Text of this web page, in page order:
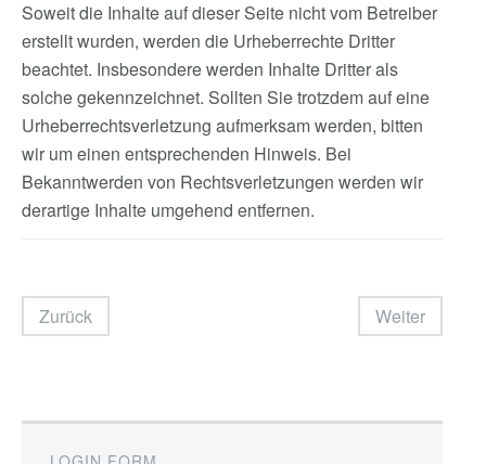
Soweit die Inhalte auf dieser Seite nicht vom Betreiber
erstellt wurden, werden die Urheberrechte Dritter
beachtet. Insbesondere werden Inhalte Dritter als
solche gekennzeichnet. Sollten Sie trotzdem auf eine
Urheberrechtsverletzung aufmerksam werden, bitten
wir um einen entsprechenden Hinweis. Bei
Bekanntwerden von Rechtsverletzungen werden wir
derartige Inhalte umgehend entfernen.
Zurück Weiter